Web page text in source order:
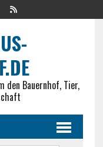
den Bauernhof, Tier,